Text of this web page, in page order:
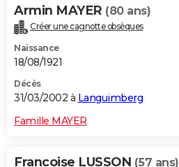
Armin MAYER (80 ans)
Créer une cagnotte obsèques
Naissance
18/08/1921
Décès
31/03/2002 à Languimberg
Famille MAYER
Francoise LUSSON (57 ans)